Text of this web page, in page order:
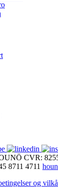
CVR:
8711 4711
og